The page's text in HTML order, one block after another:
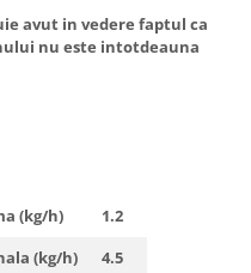
avut in vedere faptul ca
nu este intotdeauna
(kg/h)
1.2
(kg/h)
4.5